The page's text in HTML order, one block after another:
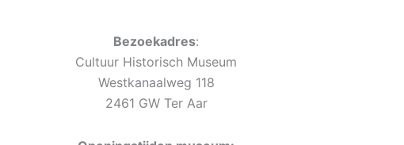
Bezoekadres:
Cultuur Historisch Museum
Westkanaalweg 118
2461 GW Ter Aar